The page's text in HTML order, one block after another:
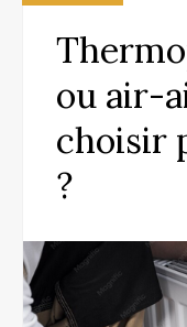
ou air-
choisir
?